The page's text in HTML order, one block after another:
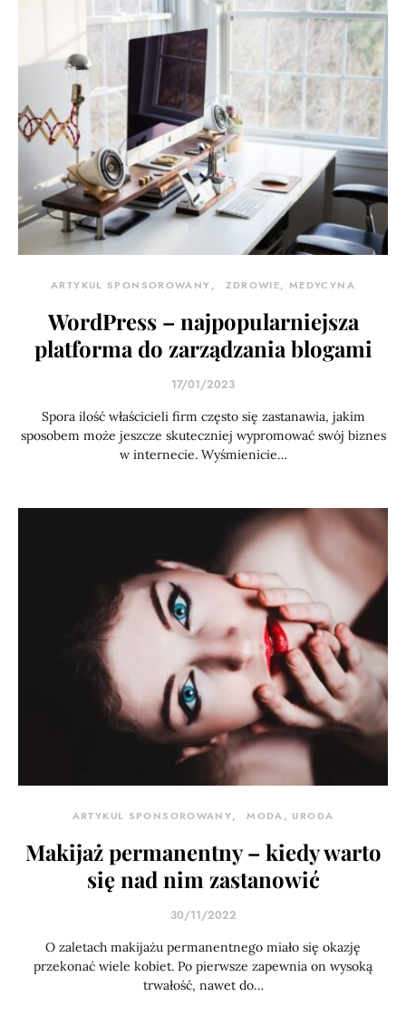
ARTYKUŁ SPONSOROWANY ZDROWIE, MEDYCYNA
WordPress – najpopularniejsza
platforma do zarządzania blogami
17/01/2023
Spora ilość właścicieli firm często się zastanawia, jakim
sposobem może jeszcze skuteczniej wypromować swój biznes
w internecie. Wyśmienicie…
ARTYKUŁ SPONSOROWANY MODA, URODA
Makijaż permanentny – kiedy warto
się nad nim zastanowić
30/11/2022
O zaletach makijażu permanentnego miało się okazję
przekonać wiele kobiet. Po pierwsze zapewnia on wysoką
trwałość, nawet do…